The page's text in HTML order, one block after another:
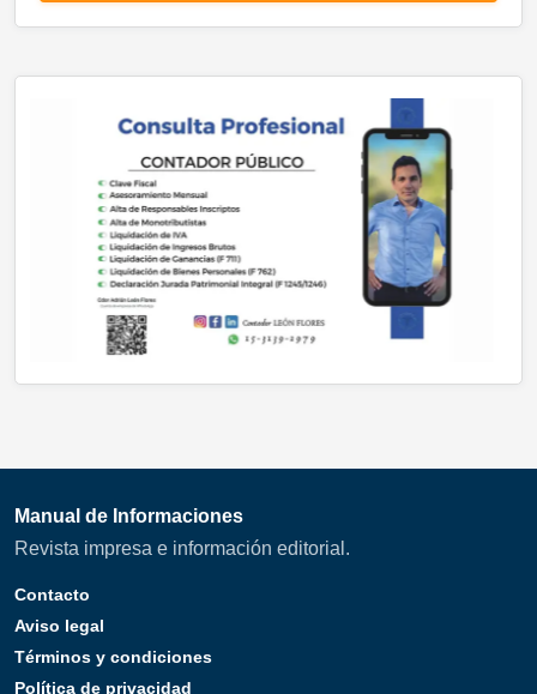
Auspicios institucionales
Manual de Informaciones
Revista impresa e información editorial.
Contacto
Aviso legal
Términos y condiciones
Política de privacidad